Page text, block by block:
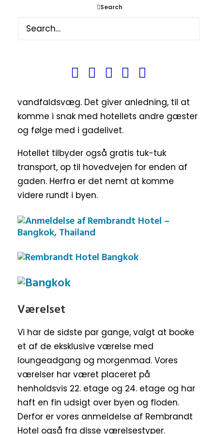
Search
Andre positive faciliteter
Hotel, er et mindre område udenfor, hvor
vandfaldsvæg. Det giver anledning, til at
komme i snak med hotellets andre gæster
og følge med i gadelivet.
Hotellet tilbyder også gratis tuk-tuk
transport, op til hovedvejen for enden af
gaden. Herfra er det nemt at komme
videre rundt i byen.
Værelset
Vi har de sidste par gange, valgt at booke
et af de eksklusive værelse med
loungeadgang og morgenmad. Vores
værelser har været placeret på
henholdsvis 22. etage og 24. etage og har
haft en fin udsigt over byen og floden.
Derfor er vores anmeldelse af Rembrandt
Hotel også fra disse værelsestyper.